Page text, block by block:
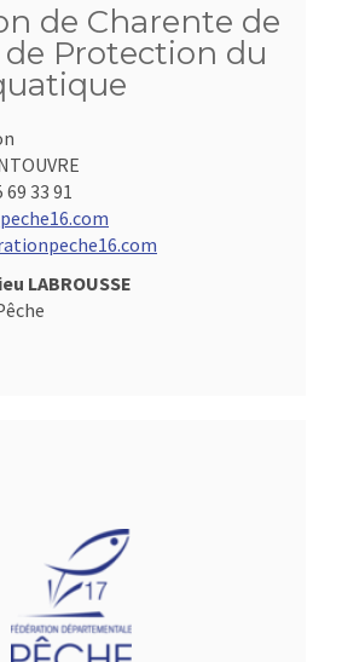
de Charente de
de Protection du
69 33 91
LABROUSSE